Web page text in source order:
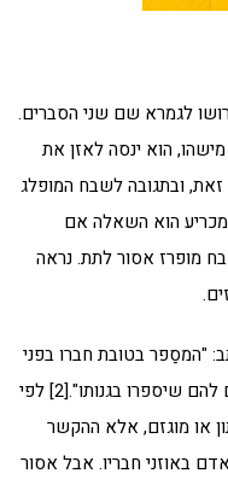
לגמרא שם שני הסברים.
הוא ינסה לאזן את
זאת, ובתגובה לשבח המופלג
הוא השאלה אם
מופרז אסור לתת. נראה
"המסַפר בטובת חברו בפני
שונאיו – הרי זה אבק לשון הרע, שזה גורם להם שיספרו בגנותו".[2] לפי
או מוגזם, אלא ההקשר
באוזני חבריו. אבל אסור